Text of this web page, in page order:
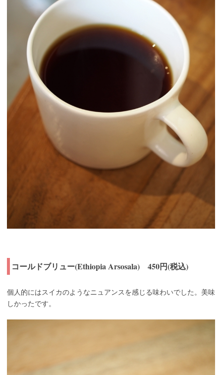
コールドブリュー(Ethiopia Arsosala) 450円(税込)
個人的にはスイカのようなニュアンスを感じる味わいでした。美味
しかったです。